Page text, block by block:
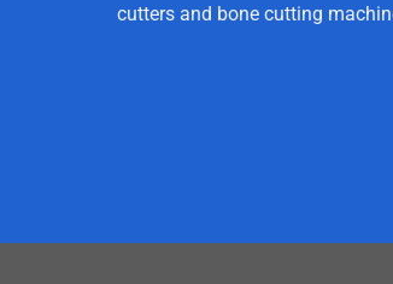
cutters and bone cutting